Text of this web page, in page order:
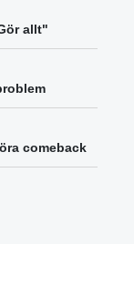
allt"
comeback